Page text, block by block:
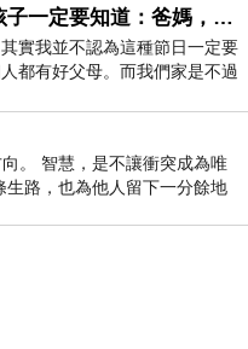
出生即欠債？孩子一定要知道：爸媽，其實我不欠你們
實我並不認為這種節日一定要
都有好父母。而我們家是不過
儀式感，生活趨近冷
。 智慧，是不讓衝突成為唯
路，也為他人留下一分餘地